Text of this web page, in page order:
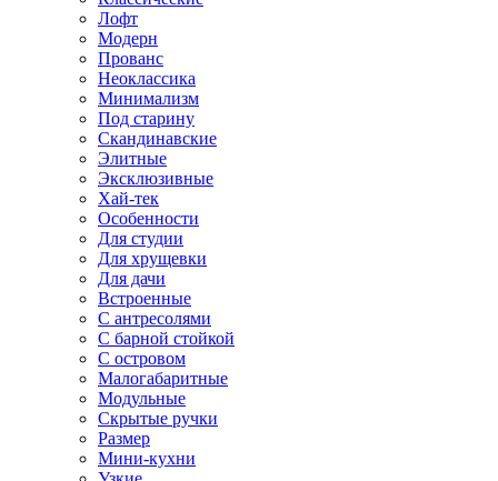
Лофт
Модерн
Прованс
Неоклассика
Минимализм
Под старину
Скандинавские
Элитные
Эксклюзивные
Хай-тек
Особенности
Для студии
Для хрущевки
Для дачи
Встроенные
С антресолями
С барной стойкой
С островом
Малогабаритные
Модульные
Скрытые ручки
Размер
Мини-кухни